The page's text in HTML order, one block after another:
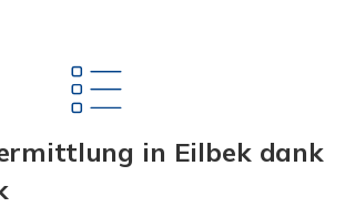
in Eilbek dank